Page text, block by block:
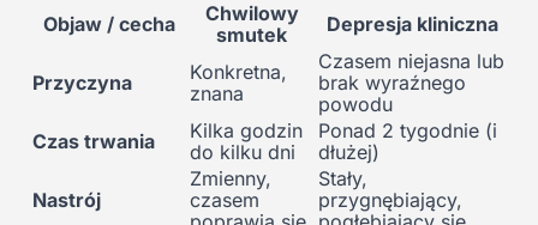
Objaw / cecha
Chwilowy
smutek
Depresja kliniczna
Przyczyna
Konkretna,
znana
Czasem niejasna lub
brak wyraźnego
powodu
Czas trwania
Kilka godzin
do kilku dni
Ponad 2 tygodnie (i
dłużej)
Nastrój
Zmienny,
czasem
Stały,
przygnębiający,